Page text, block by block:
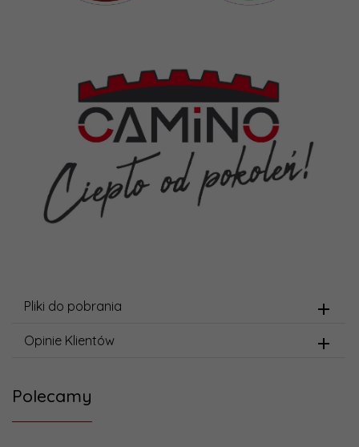
Pliki do pobrania
Opinie Klientów
Polecamy